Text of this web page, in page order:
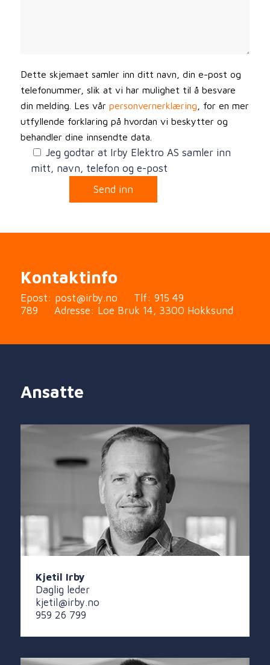
Dette skjemaet samler inn ditt navn, din e-post og
telefonummer, slik at vi har mulighet til å besvare
din melding. Les vår personvernerklæring , for en mer
utfyllende forklaring på hvordan vi beskytter og
behandler dine innsendte data.
Jeg godtar at Irby Elektro AS samler inn
mitt, navn, telefon og e-post
Kontaktinfo
Epost: post@irby.no Tlf: 915 49
789
Adresse: Loe Bruk 14, 3300 Hokksund
Ansatte
Kjetil Irby
Daglig leder
kjetil@irby.no
959 26 799